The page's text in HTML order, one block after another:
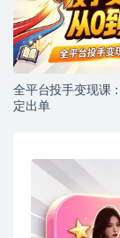
全平台投手变现课
定出单